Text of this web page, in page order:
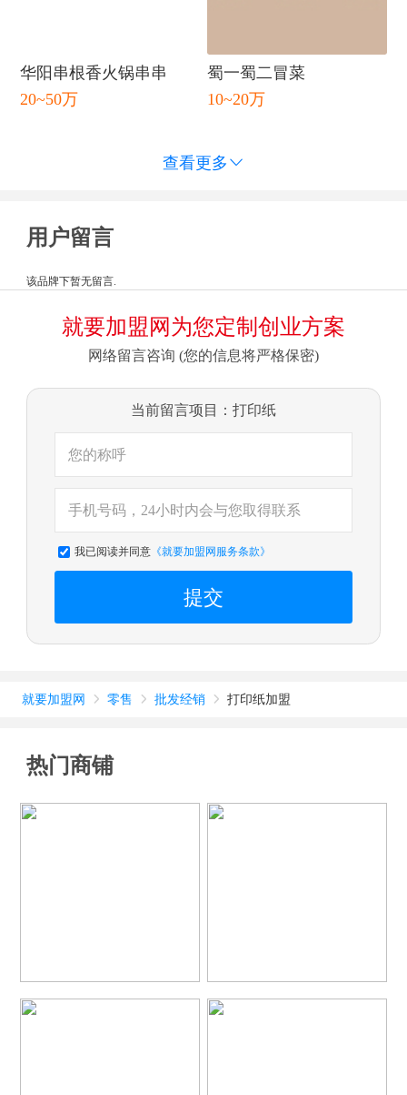
华阳串根香火锅串串
20~50万
蜀一蜀二冒菜
10~20万
查看更多 
用户留言
该品牌下暂无留言.
就要加盟网为您定制创业方案
网络留言咨询 (您的信息将严格保密)
当前留言项目：打印纸
我已阅读并同意《就要加盟网服务条款》
提交
就要加盟网  零售  批发经销  打印纸加盟
热门商铺